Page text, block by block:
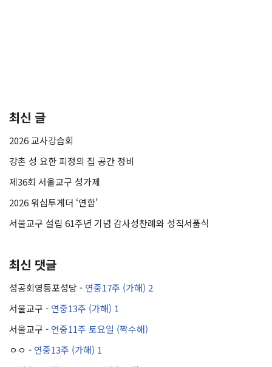
최신 글
2026 교사강습회
강촌 성 요한 피정의 집 공간 정비
제36회 서울교구 성가제
2026 워십투게더 ‘연합’
서울교구 설립 61주년 기념 감사성찬례와 성직서품식
최신 댓글
성공회영등포성당 - 연중17주 (가해) 2
서울교구 - 연중13주 (가해) 1
서울교구 - 연중11주 토요일 (짝수해)
ㅇㅇ - 연중13주 (가해) 1